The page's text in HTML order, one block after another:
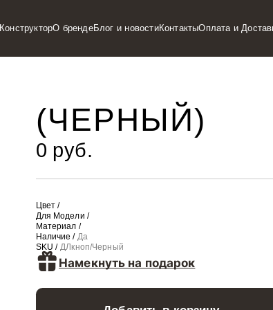
КонструкторО брендеБлог и новостиКонтактыОплата и
(ЧЕРНЫЙ)
0 руб.
Цвет /
Для Модели /
Материал /
Наличие / Да
SKU / ДЛкноп/Черный
Намекнуть на подарок